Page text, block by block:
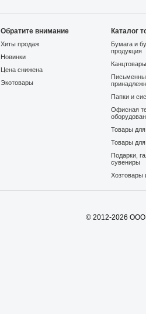
Обратите внимание
Хиты продаж
Новинки
Цена снижена
Экотовары
Каталог
Бумага и
продукция
Папки и
Офисная
Товары
Товары
Подарки,
сувениры
Хозтовары
© 2012-2026